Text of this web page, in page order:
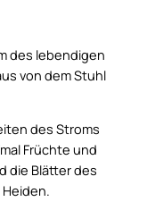
des lebendigen
von dem Stuhl
des Stroms
Früchte und
die Blätter des